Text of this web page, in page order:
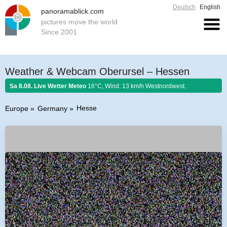
panoramablick.com
pictures move the world
Since 2001
Deutsch English
Weather & Webcam Oberursel – Hessen
Sa 8.08. Live Wetter Meteo 16°C, Wind: 13 km/h Westnordwest.
Europe Germany Hesse